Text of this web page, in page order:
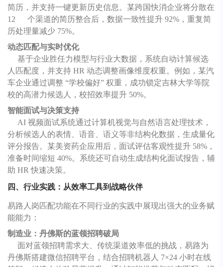
简历，并支持一键更新历史信息。某跨国快消企业将分散在
12 个渠道的简历整合后，数据一致性提升 92%，重复简
历处理量减少 75%。
动态匹配与实时优化
基于企业胜任力模型与行业大数据，系统自动计算候选
人匹配度，并支持 HR 动态调整画像维度权重。例如，某汽
车企业通过调整 “学校偏好” 权重，成功锁定吉林大学等院
校的高潜力候选人，校招效率提升 50%。
智能面试与决策支持
AI 视频面试系统通过计算机视觉与自然语言处理技术，
分析候选人的表情、语音、语义等非结构化数据，生成量化
评分报告。某美资药企应用后，面试评估客观性提升 58%，
准备时间缩短 40%。系统还可自动生成结构化面试报告，辅
助 HR 快速决策。
四、行业实践：从效率工具到战略伙伴
易路人岗匹配功能在不同行业的实践中展现出强大的业务赋
能能力：
制造业：丹佛斯的蓝领招聘破局
面对蓝领招聘需求大、传统渠道效率低的挑战，易路为
丹佛斯搭建微信招聘平台，结合招聘机器人 7×24 小时在线